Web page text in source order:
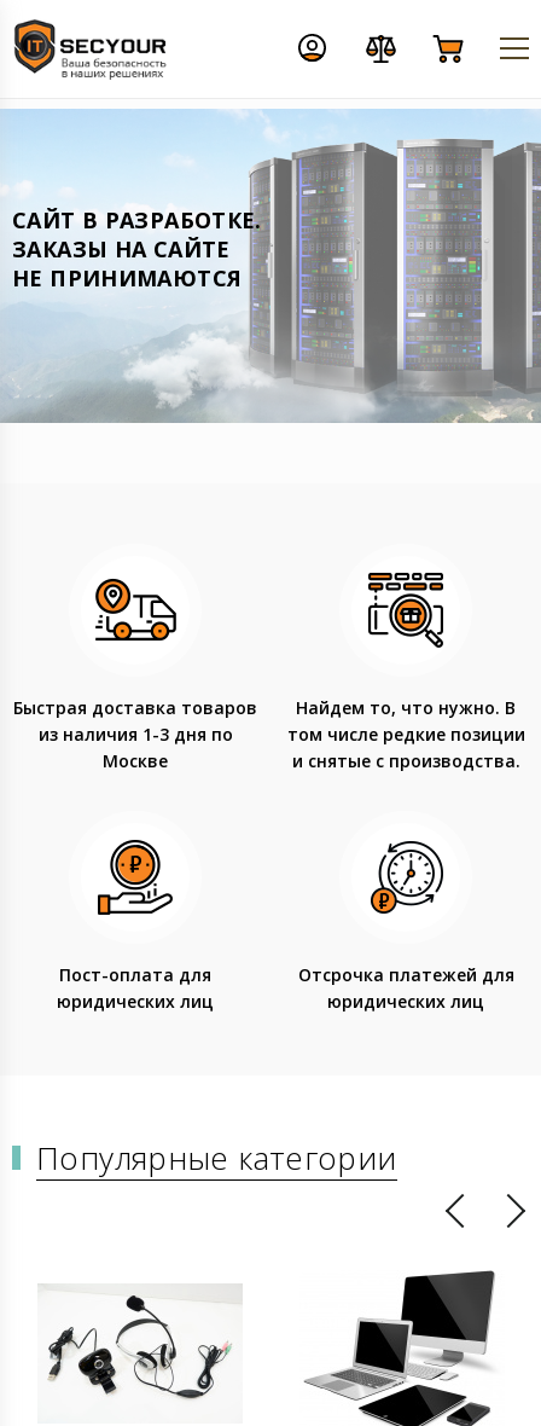
CАЙТ В РАЗРАБОТКЕ.
ЗАКАЗЫ НА САЙТЕ
НЕ ПРИНИМАЮТСЯ
Быстрая доставка товаров
из наличия 1-3 дня по
Москве
Найдем то, что нужно. В
том числе редкие позиции
и снятые с производства.
Пост-оплата для
юридических лиц
Отсрочка платежей для
юридических лиц
Популярные категории